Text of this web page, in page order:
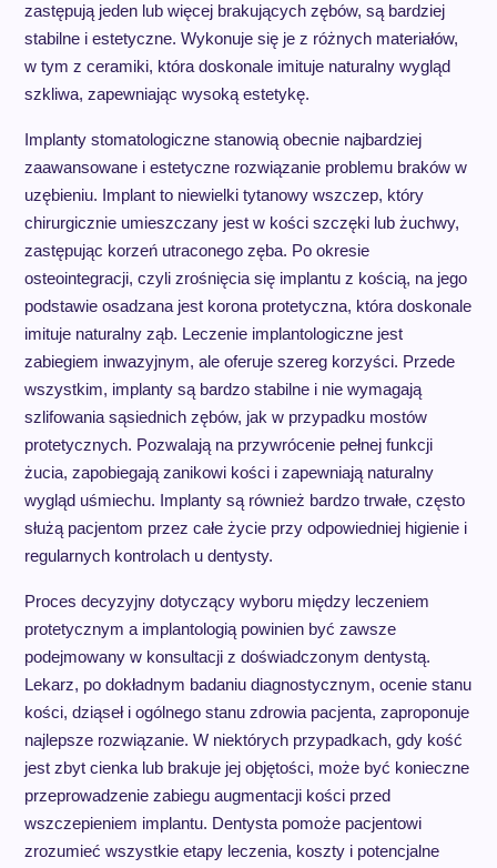
zastępują jeden lub więcej brakujących zębów, są bardziej
stabilne i estetyczne. Wykonuje się je z różnych materiałów,
w tym z ceramiki, która doskonale imituje naturalny wygląd
szkliwa, zapewniając wysoką estetykę.
Implanty stomatologiczne stanowią obecnie najbardziej
zaawansowane i estetyczne rozwiązanie problemu braków w
uzębieniu. Implant to niewielki tytanowy wszczep, który
chirurgicznie umieszczany jest w kości szczęki lub żuchwy,
zastępując korzeń utraconego zęba. Po okresie
osteointegracji, czyli zrośnięcia się implantu z kością, na jego
podstawie osadzana jest korona protetyczna, która doskonale
imituje naturalny ząb. Leczenie implantologiczne jest
zabiegiem inwazyjnym, ale oferuje szereg korzyści. Przede
wszystkim, implanty są bardzo stabilne i nie wymagają
szlifowania sąsiednich zębów, jak w przypadku mostów
protetycznych. Pozwalają na przywrócenie pełnej funkcji
żucia, zapobiegają zanikowi kości i zapewniają naturalny
wygląd uśmiechu. Implanty są również bardzo trwałe, często
służą pacjentom przez całe życie przy odpowiedniej higienie i
regularnych kontrolach u dentysty.
Proces decyzyjny dotyczący wyboru między leczeniem
protetycznym a implantologią powinien być zawsze
podejmowany w konsultacji z doświadczonym dentystą.
Lekarz, po dokładnym badaniu diagnostycznym, ocenie stanu
kości, dziąseł i ogólnego stanu zdrowia pacjenta, zaproponuje
najlepsze rozwiązanie. W niektórych przypadkach, gdy kość
jest zbyt cienka lub brakuje jej objętości, może być konieczne
przeprowadzenie zabiegu augmentacji kości przed
wszczepieniem implantu. Dentysta pomoże pacjentowi
zrozumieć wszystkie etapy leczenia, koszty i potencjalne